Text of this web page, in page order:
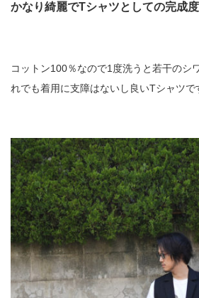
かなり綺麗でTシャツとしての完成
コットン100％なので1度洗うと若干のシ
れでも着用に支障はないし良いTシャツで